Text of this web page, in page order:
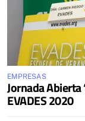
EMPRESAS
Jornada
EVADES 2020